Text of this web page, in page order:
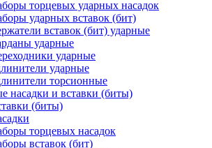
торцевых ударных насадок
ударных вставок (бит)
вставок (бит) ударные
ударные
ударные
ударные
торсионные
насадки и вставки (биты)
(биты)
торцевых насадок
вставок (бит)